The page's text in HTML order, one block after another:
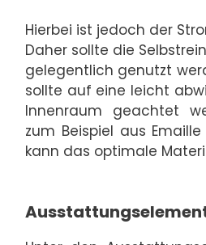
Hierbei ist jedoch der
Daher sollte die
gelegentlich genutzt
sollte auf eine leicht
Innenraum geachtet
zum Beispiel aus
kann das optimale